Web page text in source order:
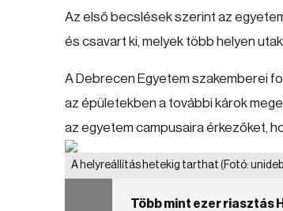
Az első becslések szerint az
és csavart ki, melyek több helyen
A Debrecen Egyetem szakemberei
az épületekben a további károk
az egyetem campusaira érkezőket,
A helyreállítás hetekig tarthat (Fotó:
Több mint ezer riasztás